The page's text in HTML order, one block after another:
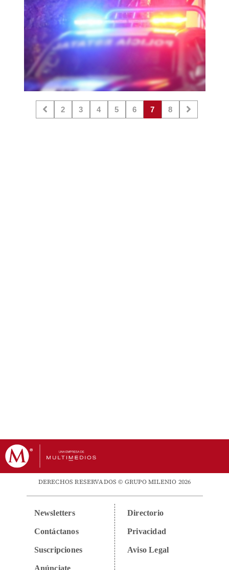
2 3 4 5 6 7 8
DERECHOS RESERVADOS © GRUPO MILENIO 2026
Newsletters
Contáctanos
Suscripciones
Anúnciate
Directorio
Privacidad
Aviso Legal